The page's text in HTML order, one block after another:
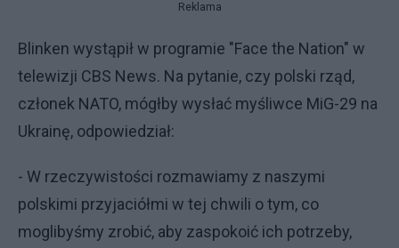
Reklama
Blinken wystąpił w programie "Face the Nation" w
telewizji CBS News. Na pytanie, czy polski rząd,
członek NATO, mógłby wysłać myśliwce MiG-29 na
Ukrainę, odpowiedział:
- W rzeczywistości rozmawiamy z naszymi
polskimi przyjaciółmi w tej chwili o tym, co
moglibyśmy zrobić, aby zaspokoić ich potrzeby,